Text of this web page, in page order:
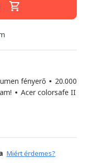
fényerő • 20.000
• Acer colorsafe II
Miért érdemes?